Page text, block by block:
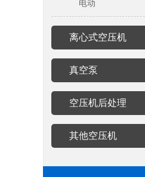
电动
离心式空压机
真空泵
空压机后处理
其他空压机